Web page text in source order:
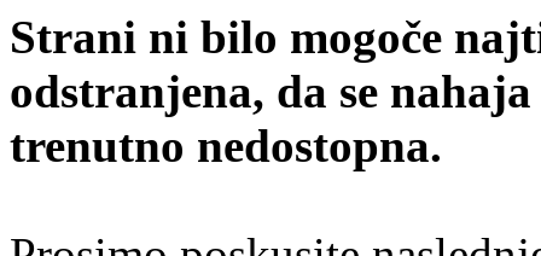
Strani ni bilo mogoče
odstranjena, da se
trenutno nedostopna.